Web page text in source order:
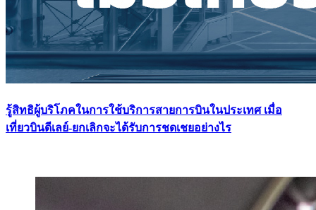
รู้สิทธิผู้บริโภคในการใช้บริการสายการบินในประเทศ เมื่อ
เที่ยวบินดีเลย์-ยกเลิกจะได้รับการชดเชยอย่างไร